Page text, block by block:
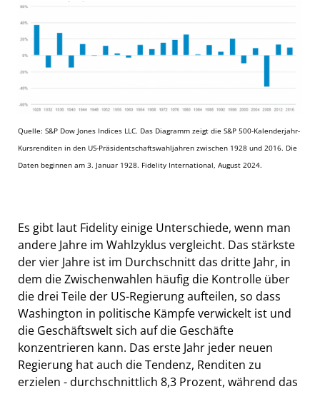
Quelle: S&P Dow Jones Indices LLC. Das Diagramm zeigt die S&P 500-Kalenderjahr-
Kursrenditen in den US-Präsidentschaftswahljahren zwischen 1928 und 2016. Die
Daten beginnen am 3. Januar 1928. Fidelity International, August 2024.
Es gibt laut Fidelity einige Unterschiede, wenn man
andere Jahre im Wahlzyklus vergleicht. Das stärkste
der vier Jahre ist im Durchschnitt das dritte Jahr, in
dem die Zwischenwahlen häufig die Kontrolle über
die drei Teile der US-Regierung aufteilen, so dass
Washington in politische Kämpfe verwickelt ist und
die Geschäftswelt sich auf die Geschäfte
konzentrieren kann. Das erste Jahr jeder neuen
Regierung hat auch die Tendenz, Renditen zu
erzielen - durchschnittlich 8,3 Prozent, während das